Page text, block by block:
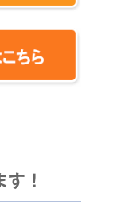
！